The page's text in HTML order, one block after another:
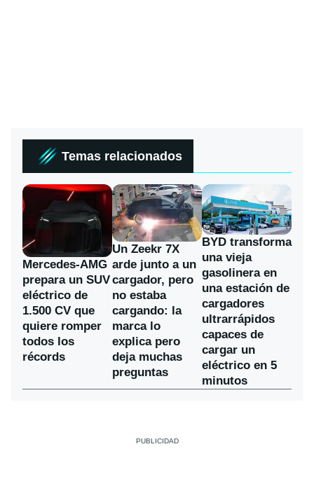
Temas relacionados
Mercedes-AMG
prepara un SUV
eléctrico de
1.500 CV que
quiere romper
todos los
récords
Un Zeekr 7X
arde junto a un
cargador, pero
no estaba
cargando: la
marca lo
explica pero
deja muchas
preguntas
BYD transforma
una vieja
gasolinera en
una estación de
cargadores
ultrarrápidos
capaces de
cargar un
eléctrico en 5
minutos